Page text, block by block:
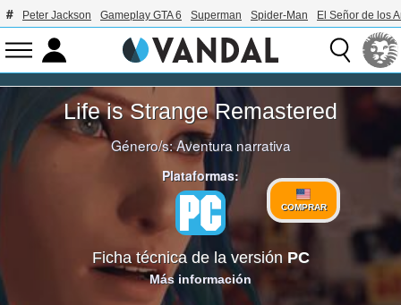
Peter Jackson Gameplay GTA 6 Superman Spider-Man El Señor de los
Life is Strange Remastered
Género/s:Aventura narrativa
Plataformas:
COMPRAR
Ficha técnica de la versión PC
Más información